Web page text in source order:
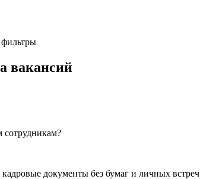
вакансий
сотрудникам?
документы без бумаг и личных встреч